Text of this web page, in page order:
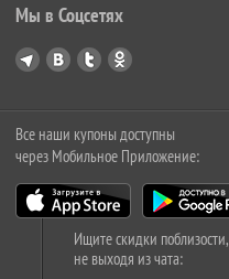
Мы в Соцсетях
Все наши купоны доступны
через Мобильное Приложение:
Ищите скидки поблизости,
не выходя из чата: